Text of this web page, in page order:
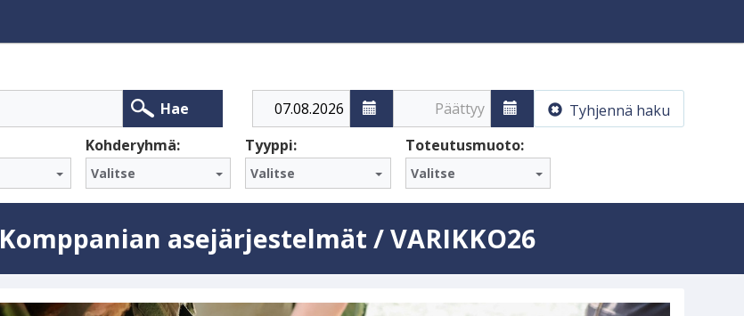
Hae Alkaa Päättyy
Tyhjennä haku
Kohderyhmä:
Valitse
Tyyppi:
Valitse
Toteutusmuoto:
Valitse
Komppanian asejärjestelmät / VARIKKO26